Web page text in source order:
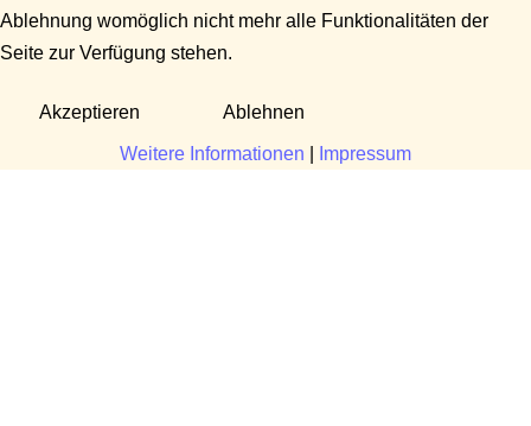
Ablehnung womöglich nicht mehr alle Funktionalitäten der
Seite zur Verfügung stehen.
Akzeptieren Ablehnen
Weitere Informationen Impressum